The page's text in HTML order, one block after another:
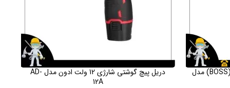
دریل پیچ گوشتی برقی دو دور باس (BOSS) مدل
دریل پیچ گوشتی شارژی 12 ولت ادون مدل AD-
12A